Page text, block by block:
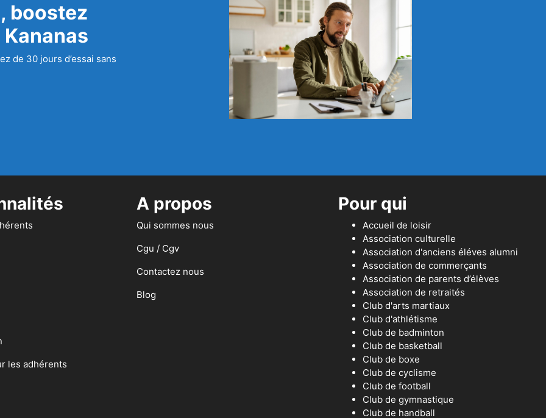
boostez
de 30 jours d’essai sans
les adhérents
A propos
Qui sommes nous
Cgu / Cgv
Contactez nous
Blog
Pour qui
Accueil de loisir
Association culturelle
Association d'anciens éléves alumni
Association de commerçants
Association de parents d’élèves
Association de retraités
Club d'arts martiaux
Club d'athlétisme
Club de badminton
Club de basketball
Club de boxe
Club de cyclisme
Club de football
Club de gymnastique
Club de handball